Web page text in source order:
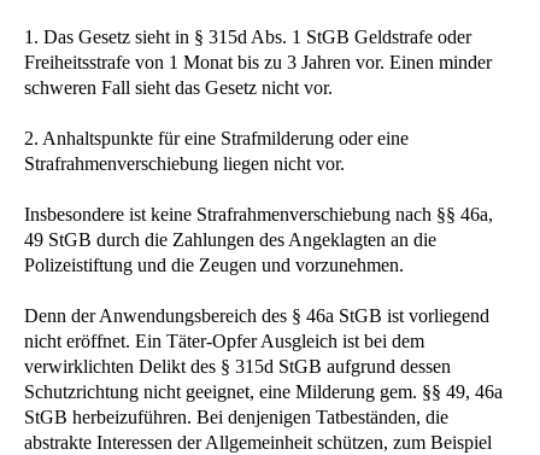
1. Das Gesetz sieht in § 315d Abs. 1 StGB Geldstrafe oder
Freiheitsstrafe von 1 Monat bis zu 3 Jahren vor. Einen minder
schweren Fall sieht das Gesetz nicht vor.
2. Anhaltspunkte für eine Strafmilderung oder eine
Strafrahmenverschiebung liegen nicht vor.
Insbesondere ist keine Strafrahmenverschiebung nach §§ 46a,
49 StGB durch die Zahlungen des Angeklagten an die
Polizeistiftung und die Zeugen und vorzunehmen.
Denn der Anwendungsbereich des § 46a StGB ist vorliegend
nicht eröffnet. Ein Täter-Opfer Ausgleich ist bei dem
verwirklichten Delikt des § 315d StGB aufgrund dessen
Schutzrichtung nicht geeignet, eine Milderung gem. §§ 49, 46a
StGB herbeizuführen. Bei denjenigen Tatbeständen, die
abstrakte Interessen der Allgemeinheit schützen, zum Beispiel